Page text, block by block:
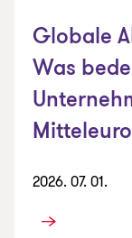
Globale
Was
2026. 07. 01.